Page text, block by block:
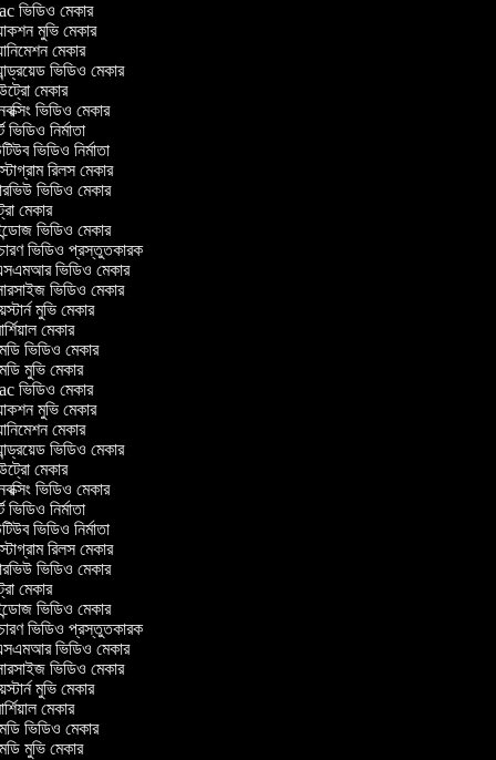
ভিডিও মেকার
মুভি মেকার
মেকার
ভিডিও মেকার
মেকার
ভিডিও মেকার
নির্মাতা
ভিডিও নির্মাতা
রিলস মেকার
ভিডিও মেকার
মেকার
ভিডিও মেকার
ভিডিও প্রস্তুতকারক
ভিডিও মেকার
ভিডিও মেকার
মুভি মেকার
মেকার
ভিডিও মেকার
মুভি মেকার
ভিডিও মেকার
মুভি মেকার
মেকার
ভিডিও মেকার
মেকার
ভিডিও মেকার
নির্মাতা
ভিডিও নির্মাতা
রিলস মেকার
ভিডিও মেকার
মেকার
ভিডিও মেকার
ভিডিও প্রস্তুতকারক
ভিডিও মেকার
ভিডিও মেকার
মুভি মেকার
মেকার
ভিডিও মেকার
মুভি মেকার